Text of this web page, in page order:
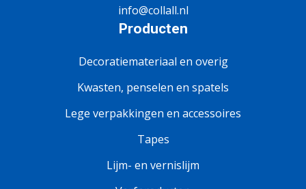
info@collall.nl
Producten
Decoratiemateriaal en overig
Kwasten, penselen en spatels
Lege verpakkingen en accessoires
Tapes
Lijm- en vernislijm